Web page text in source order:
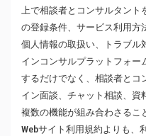
上で相談者とコンサルタント
の登録条件、サービス利用方
個人情報の取扱い、トラブル
インコンサルプラットフォー
するだけでなく、相談者とコ
イン面談、チャット相談、資
複数の機能が組み合わさるこ
Webサイト利用規約よりも、